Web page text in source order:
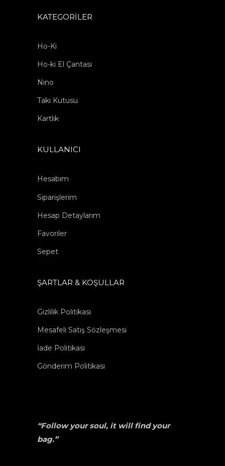
KATEGORILER
Ho-Ki
Ho-ki El Çantası
Nino
Takı Kutusu
Kartlık
KULLANICI
Hesabım
Siparişlerim
Hesap Detaylarım
Favoriler
Sepet
ŞARTLAR & KOŞULLAR
Gizlilik Politikası
Mesafeli Satış Sözleşmesi
İade Politikası
Gönderim Politikası
“Follow your soul, it will find your
bag.”